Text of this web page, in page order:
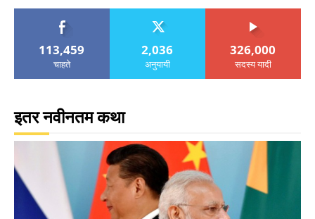
113,459
चाहते
2,036
अनुयायी
326,000
सदस्य यादी
इतर नवीनतम कथा